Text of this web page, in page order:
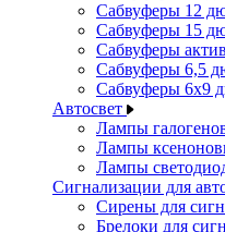
Сабвуферы 12
Сабвуферы 15
Сабвуферы
Сабвуферы 6,5
Сабвуферы 6x9
Автосвет
Лампы
Лампы
Лампы
Сигнализации для
Сирены для
Брелоки для